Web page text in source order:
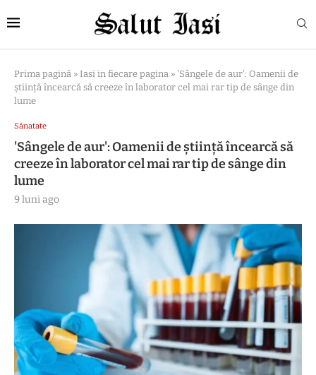
Prima pagină » Iasi in fiecare pagina » 'Sângele de aur': Oamenii de
știință încearcă să creeze în laborator cel mai rar tip de sânge din
lume
Sănatate
'Sângele de aur': Oamenii de știință încearcă să
creeze în laborator cel mai rar tip de sânge din
lume
9 luni ago